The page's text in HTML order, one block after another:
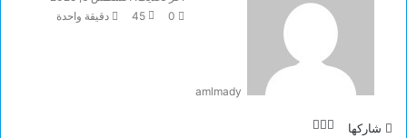
amlmady
0
45 دقيقة واحدة
شاركها